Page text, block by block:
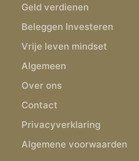
Geld verdienen
Beleggen Investeren
Vrije leven mindset
Algemeen
Over ons
Contact
Privacyverklaring
Algemene voorwaarden